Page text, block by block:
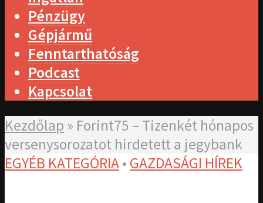
Pénzügy
Gépjármű
Fenntarthatóság
Podcast
Kapcsolat
Kezdőlap » Forint75 – Tizenkét hónapos
versenysorozatot hirdetett a jegybank
EGYÉB KATEGÓRIA• GAZDASÁGI HÍREK